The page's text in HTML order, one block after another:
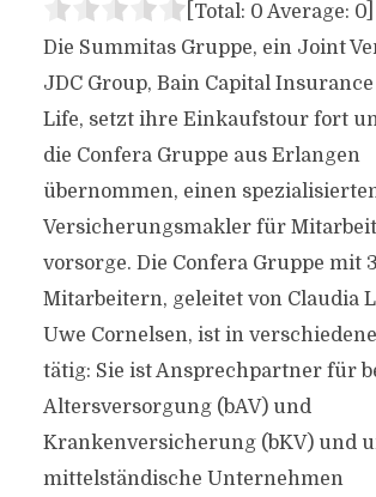
[Total: 0 Average: 0]
Die Summitas Gruppe, ein Joint
JDC Group, Bain Capital
Life, setzt ihre Einkaufstour fort
die Confera Gruppe aus Erlangen
übernommen, einen
Versicherungsmakler für
vorsorge. Die Confera Gruppe mit
Mitarbeitern, geleitet von Claudia
Uwe Cornelsen, ist in
tätig: Sie ist Ansprechpartner für
Altersversorgung (bAV) und
Krankenversicherung (bKV) und
mittelständische Unternehmen